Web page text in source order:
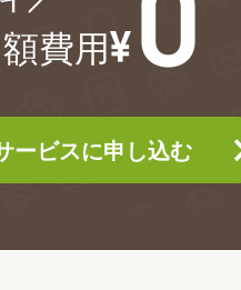
費用
ービスに申し込む